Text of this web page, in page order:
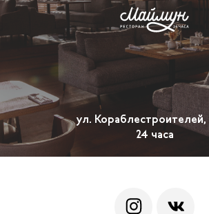
ул. Кораблестроителей,
24 часа